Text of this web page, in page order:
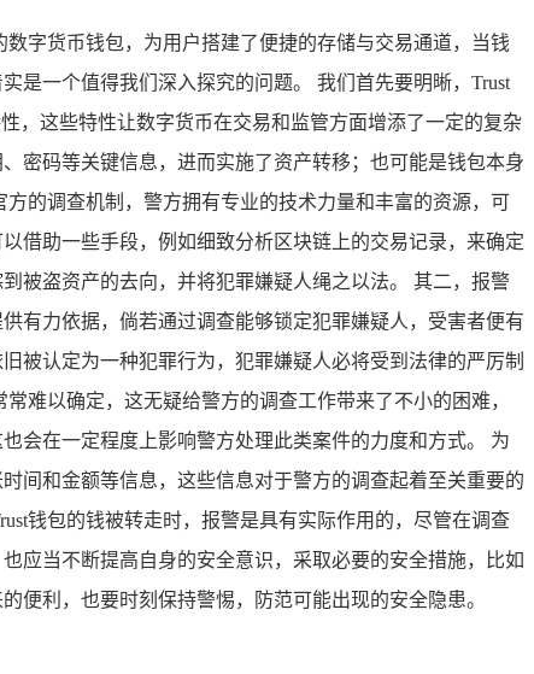
字货币钱包，为用户搭建了便捷的存储与交易通道，当钱
是一个值得我们深入探究的问题。 我们首先要明晰，Trust
，这些特性让数字货币在交易和监管方面增添了一定的复杂
密码等关键信息，进而实施了资产转移；也可能是钱包本身
的调查机制，警方拥有专业的技术力量和丰富的资源，可
借助一些手段，例如细致分析区块链上的交易记录，来确定
被盗资产的去向，并将犯罪嫌疑人绳之以法。 其二，报警
有力依据，倘若通过调查能够锁定犯罪嫌疑人，受害者便有
被认定为一种犯罪行为，犯罪嫌疑人必将受到法律的严厉制
难以确定，这无疑给警方的调查工作带来了不小的困难，
会在一定程度上影响警方处理此类案件的力度和方式。 为
间和金额等信息，这些信息对于警方的调查起着至关重要的
钱包的钱被转走时，报警是具有实际作用的，尽管在调查
应当不断提高自身的安全意识，采取必要的安全措施，比如
便利，也要时刻保持警惕，防范可能出现的安全隐患。